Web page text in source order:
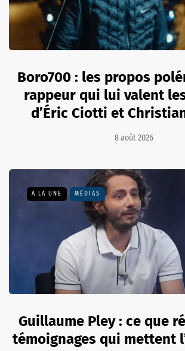
Boro700 : les propos
rappeur qui lui valent
d’Éric Ciotti et
8 août 2026
A LA UNE MÉDIAS
Guillaume Pley : ce que
témoignages qui mettent